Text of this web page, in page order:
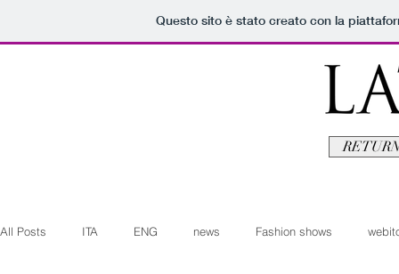
Questo sito è stato creato con la
All Posts ITA ENG news Fashion shows